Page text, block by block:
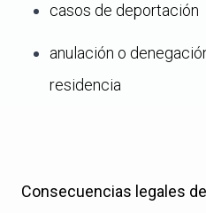
casos de deportación
anulación o
residencia
Consecuencias legales